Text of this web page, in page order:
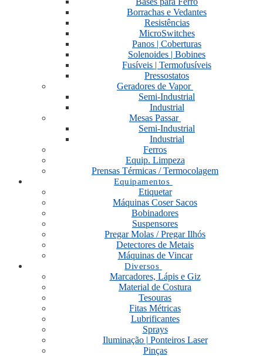
Borrachas e Vedantes
Resistências
MicroSwitches
Panos | Coberturas
Solenoides | Bobines
Fusíveis | Termofusíveis
Pressostatos
Geradores de Vapor
Semi-Industrial
Industrial
Mesas Passar
Semi-Industrial
Industrial
Ferros
Equip. Limpeza
Prensas Térmicas / Termocolagem
Equipamentos
Etiquetar
Máquinas Coser Sacos
Bobinadores
Suspensores
Pregar Molas / Pregar Ilhós
Detectores de Metais
Máquinas de Vincar
Diversos
Marcadores, Lápis e Giz
Material de Costura
Tesouras
Fitas Métricas
Lubrificantes
Sprays
Iluminação | Ponteiros Laser
Pinças